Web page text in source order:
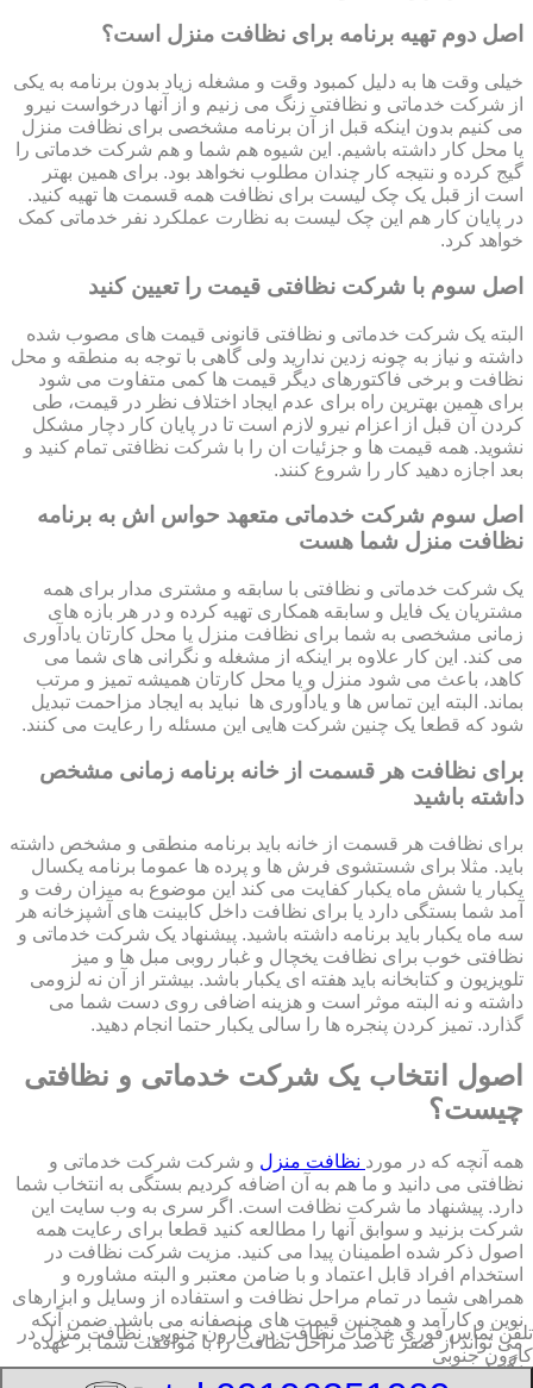
اصل دوم تهیه برنامه برای نظافت منزل است؟
خیلی وقت ها به دلیل کمبود وقت و مشغله زیاد بدون برنامه به یکی
از شرکت خدماتی و نظافتی زنگ می زنیم و از آنها درخواست نیرو
می کنیم بدون اینکه قبل از آن برنامه مشخصی برای نظافت منزل
یا محل کار داشته باشیم. این شیوه هم شما و هم شرکت خدماتی را
گیج کرده و نتیجه کار چندان مطلوب نخواهد بود. برای همین بهتر
است از قبل یک چک لیست برای نظافت همه قسمت ها تهیه کنید.
در پایان کار هم این چک لیست به نظارت عملکرد نفر خدماتی کمک
خواهد کرد.
اصل سوم با شرکت نظافتی قیمت را تعیین کنید
البته یک شرکت خدماتی و نظافتی قانونی قیمت های مصوب شده
داشته و نیاز به چونه زدین ندارید ولی گاهی با توجه به منطقه و محل
نظافت و برخی فاکتورهای دیگر قیمت ها کمی متفاوت می شود
برای همین بهترین راه برای عدم ایجاد اختلاف نظر در قیمت، طی
کردن آن قبل از اعزام نیرو لازم است تا در پایان کار دچار مشکل
نشوید. همه قیمت ها و جزئیات ان را با شرکت نظافتی تمام کنید و
بعد اجازه دهید کار را شروع کنند.
اصل سوم شرکت خدماتی متعهد حواس اش به برنامه
نظافت منزل شما هست
یک شرکت خدماتی و نظافتی با سابقه و مشتری مدار برای همه
مشتریان یک فایل و سابقه همکاری تهیه کرده و در هر بازه های
زمانی مشخصی به شما برای نظافت منزل یا محل کارتان یادآوری
می کند. این کار علاوه بر اینکه از مشغله و نگرانی های شما می
کاهد، باعث می شود منزل و یا محل کارتان همیشه تمیز و مرتب
بماند. البته این تماس ها و یادآوری ها نباید به ایجاد مزاحمت تبدیل
شود که قطعا یک چنین شرکت هایی این مسئله را رعایت می کنند.
برای نظافت هر قسمت از خانه برنامه زمانی مشخص
داشته باشید
برای نظافت هر قسمت از خانه باید برنامه منطقی و مشخص داشته
باید. مثلا برای شستشوی فرش ها و پرده ها عموما برنامه یکسال
یکبار یا شش ماه یکبار کفایت می کند این موضوع به میزان رفت و
آمد شما بستگی دارد یا برای نظافت داخل کابینت های آشپزخانه هر
سه ماه یکبار باید برنامه داشته باشید. پیشنهاد یک شرکت خدماتی و
نظافتی خوب برای نظافت یخچال و غبار روبی مبل ها و میز
تلویزیون و کتابخانه باید هفته ای یکبار باشد. بیشتر از آن نه لزومی
داشته و نه البته موثر است و هزینه اضافی روی دست شما می
گذارد. تمیز کردن پنجره ها را سالی یکبار حتما انجام دهید.
اصول انتخاب یک شرکت خدماتی و نظافتی
چیست؟
همه آنچه که در مورد نظافت منزل و شرکت شرکت خدماتی و
نظافتی می دانید و ما هم به آن اضافه کردیم بستگی به انتخاب شما
دارد. پیشنهاد ما شرکت نظافت است. اگر سری به وب سایت این
شرکت بزنید و سوابق آنها را مطالعه کنید قطعا برای رعایت همه
اصول ذکر شده اطمینان پیدا می کنید. مزیت شرکت نظافت در
استخدام افراد قابل اعتماد و با ضامن معتبر و البته مشاوره و
همراهی شما در تمام مراحل نظافت و استفاده از وسایل و ابزارهای
نوین و کارآمد و همچنین قیمت های منصفانه می باشد. ضمن آنکه
می تواند از صفر تا صد مراحل نظافت را با موافقت شما بر عهده
بگیرد.
تلفن تماس فوریخدمات نظافت در کارون جنوبی, نظافت منزل در
کارون جنوبی